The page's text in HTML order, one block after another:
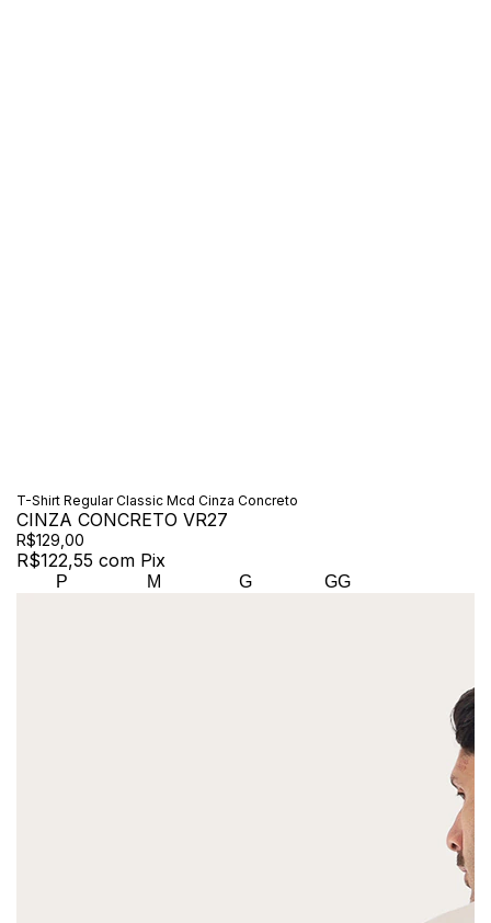
T-Shirt Regular Classic Mcd Cinza Concreto
CINZA CONCRETO VR27
R$129,00
R$122,55 com Pix
P M G GG